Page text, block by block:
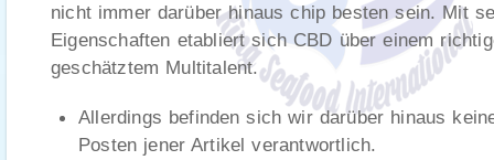
nicht immer darüber hinaus chip besten sein. Mit
Eigenschaften etabliert sich CBD über einem
geschätztem Multitalent.
Allerdings befinden sich wir darüber hinaus
Posten jener Artikel verantwortlich.